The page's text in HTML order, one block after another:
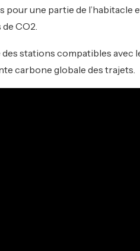
une partie de l’habitacle
CO2.
stations compatibles
carbone globale des trajets.